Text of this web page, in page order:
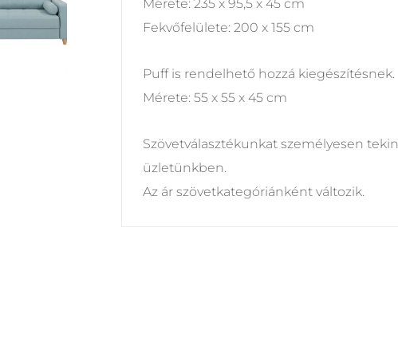
Mérete: 235 x 95,5 x 45 cm
Fekvőfelülete: 200 x 155 cm
Puff is rendelhető hozzá kiegészítésnek.
Mérete: 55 x 55 x 45 cm
Szövetválasztékunkat személyesen
üzletünkben.
Az ár szövetkategóriánként változik.